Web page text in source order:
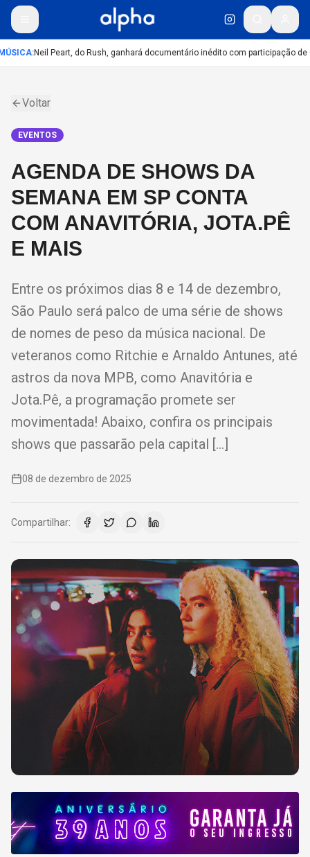
:Neil Peart, do Rush, ganhará documentário inédito com participação de
Voltar
EVENTOS
AGENDA DE SHOWS DA
SEMANA EM SP CONTA
COM ANAVITÓRIA, JOTA.PÊ
E MAIS
Entre os próximos dias 8 e 14 de dezembro,
São Paulo será palco de uma série de shows
de nomes de peso da música nacional. De
veteranos como Ritchie e Arnaldo Antunes, até
astros da nova MPB, como Anavitória e
Jota.Pê, a programação promete ser
movimentada! Abaixo, confira os principais
shows que passarão pela capital […]
08 de dezembro de 2025
Compartilhar: